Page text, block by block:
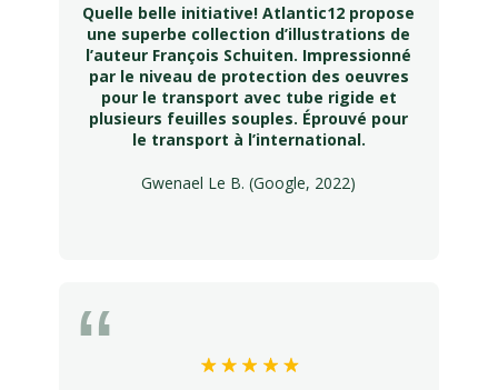
Quelle belle initiative! Atlantic12 propose
une superbe collection d’illustrations de
l’auteur François Schuiten. Impressionné
par le niveau de protection des oeuvres
pour le transport avec tube rigide et
plusieurs feuilles souples. Éprouvé pour
le transport à l’international.
Gwenael Le B. (Google, 2022)